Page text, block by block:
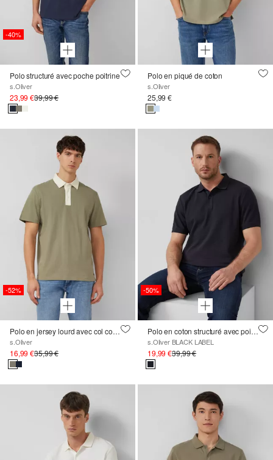
-40%
Polo structuré avec poche poitrine
s.Oliver
23,99 €39,99 €
Polo en piqué de coton
s.Oliver
25,99 €
-52%
Polo en jersey lourd avec col contrasté
s.Oliver
16,99 €35,99 €
-50%
Polo en coton structuré avec poignets
s.Oliver BLACK LABEL
19,99 €39,99 €